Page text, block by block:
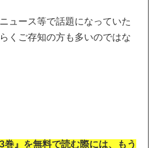
ュース等で話題になっていた
くご存知の方も多いのではな
巻』を無料で読む際には、もう